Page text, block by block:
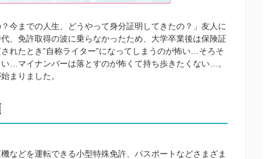
今までの人生、どうやって身分証明してきたの？」友人に
、免許取得の波に乗らなかったため、大学卒業後は保険証
れたとき”自称ライター”になってしまうのが怖い…そろそ
…マイナンバーは落とすのが怖くて持ち歩きたくない…。
まりました。
などを運転できる小型特殊免許、パスポートなどさまざま